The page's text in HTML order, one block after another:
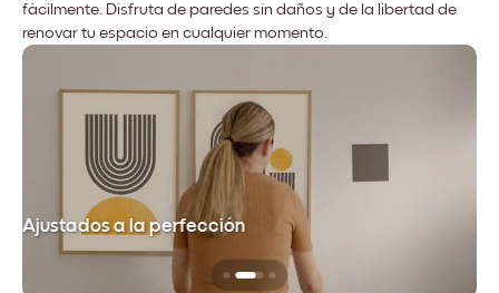
fácilmente. Disfruta de paredes sin daños y de la libertad de
renovar tu espacio en cualquier momento.
Ajustados a la perfección